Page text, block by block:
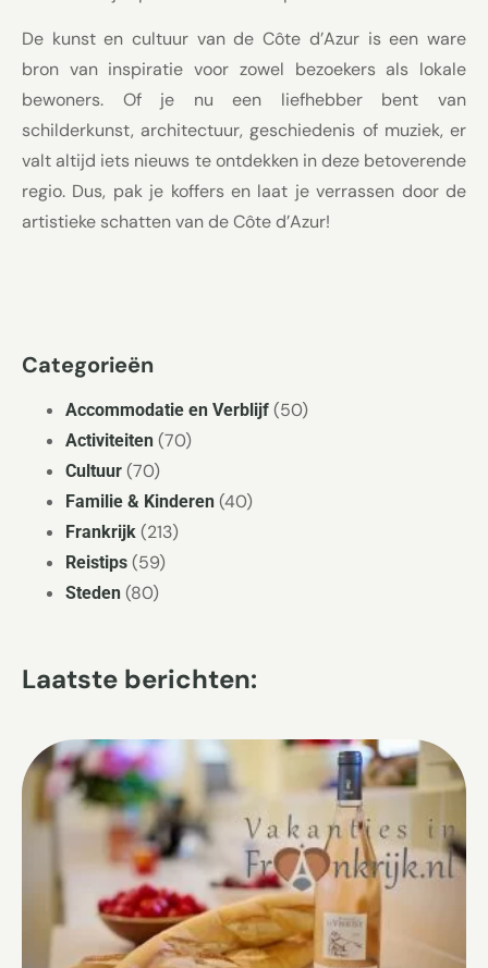
De kunst en cultuur van de Côte d’Azur is een ware
bron van inspiratie voor zowel bezoekers als lokale
bewoners. Of je nu een liefhebber bent van
schilderkunst, architectuur, geschiedenis of muziek, er
valt altijd iets nieuws te ontdekken in deze betoverende
regio. Dus, pak je koffers en laat je verrassen door de
artistieke schatten van de Côte d’Azur!
Categorieën
Accommodatie en Verblijf (50)
Activiteiten (70)
Cultuur (70)
Familie & Kinderen (40)
Frankrijk (213)
Reistips (59)
Steden (80)
Laatste berichten: